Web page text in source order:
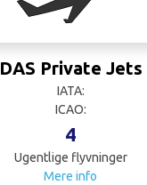
DAS Private Jets
IATA:
ICAO:
4
Ugentlige flyvninger
Mere info